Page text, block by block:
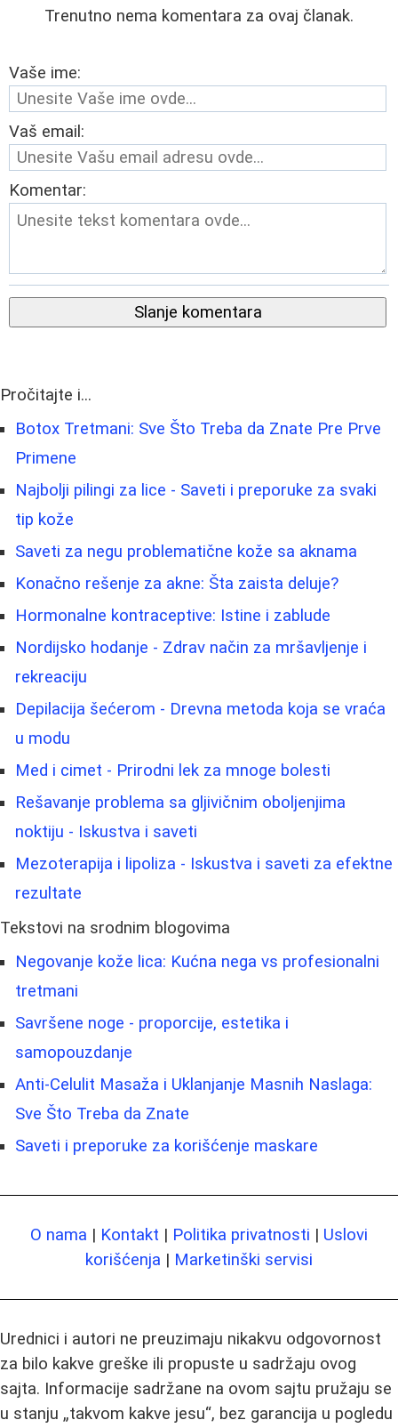
Trenutno nema komentara za ovaj članak.
Vaše ime:
Vaš email:
Komentar:
Slanje komentara
Pročitajte i...
Botox Tretmani: Sve Što Treba da Znate Pre Prve
Primene
Najbolji pilingi za lice - Saveti i preporuke za svaki
tip kože
Saveti za negu problematične kože sa aknama
Konačno rešenje za akne: Šta zaista deluje?
Hormonalne kontraceptive: Istine i zablude
Nordijsko hodanje - Zdrav način za mršavljenje i
rekreaciju
Depilacija šećerom - Drevna metoda koja se vraća
u modu
Med i cimet - Prirodni lek za mnoge bolesti
Rešavanje problema sa gljivičnim oboljenjima
noktiju - Iskustva i saveti
Mezoterapija i lipoliza - Iskustva i saveti za efektne
rezultate
Tekstovi na srodnim blogovima
Negovanje kože lica: Kućna nega vs profesionalni
tretmani
Savršene noge - proporcije, estetika i
samopouzdanje
Anti-Celulit Masaža i Uklanjanje Masnih Naslaga:
Sve Što Treba da Znate
Saveti i preporuke za korišćenje maskare
O nama | Kontakt | Politika privatnosti | Uslovi
korišćenja | Marketinški servisi
Urednici i autori ne preuzimaju nikakvu odgovornost
za bilo kakve greške ili propuste u sadržaju ovog
sajta. Informacije sadržane na ovom sajtu pružaju se
u stanju „takvom kakve jesu“, bez garancija u pogledu